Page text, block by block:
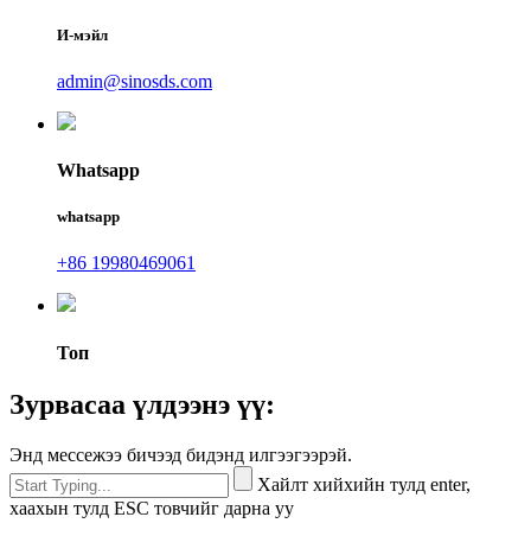
И-мэйл
admin@sinosds.com
Whatsapp
whatsapp
+86 19980469061
Топ
Зурвасаа үлдээнэ үү:
Энд мессежээ бичээд бидэнд илгээгээрэй.
Хайлт хийхийн тулд enter,
хаахын тулд ESC товчийг дарна уу